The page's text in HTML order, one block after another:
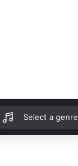
Select a genre